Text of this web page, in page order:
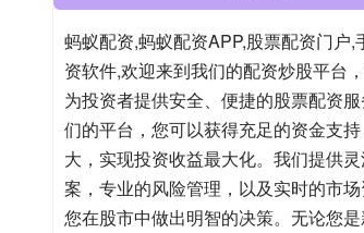
蚂蚁配资,蚂蚁配资APP,股票配资门户,
资软件,欢迎来到我们的配资炒股平台
为投资者提供安全、便捷的股票配资
们的平台，您可以获得充足的资金支
大，实现投资收益最大化。我们提供
案，专业的风险管理，以及实时的市
您在股市中做出明智的决策。无论您